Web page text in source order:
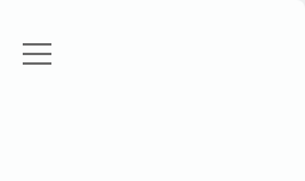
Gizlilik Politikası
menüyü